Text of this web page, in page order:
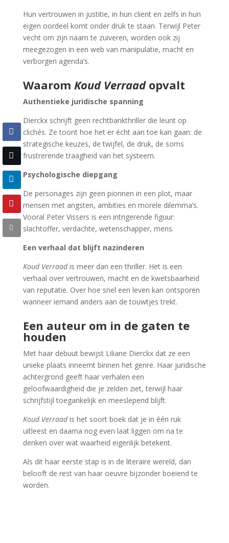
Hun vertrouwen in justitie, in hun cliënt en zelfs in hun
eigen oordeel komt onder druk te staan. Terwijl Peter
vecht om zijn naam te zuiveren, worden ook zij
meegezogen in een web van manipulatie, macht en
verborgen agenda’s.
Waarom Koud Verraadopvalt
Authentieke juridische spanning
Dierckx schrijft geen rechtbankthriller die leunt op
clichés. Ze toont hoe het er écht aan toe kan gaan: de
strategische keuzes, de twijfel, de druk, de soms
frustrerende traagheid van het systeem.
Psychologische diepgang
De personages zijn geen pionnen in een plot, maar
mensen met angsten, ambities en morele dilemma’s.
Vooral Peter Vissers is een intrigerende figuur:
slachtoffer, verdachte, wetenschapper, mens.
Een verhaal dat blijft nazinderen
Koud Verraadis meer dan een thriller. Het is een
verhaal over vertrouwen, macht en de kwetsbaarheid
van reputatie. Over hoe snel een leven kan ontsporen
wanneer iemand anders aan de touwtjes trekt.
Een auteur om in de gaten te
houden
Met haar debuut bewijst Liliane Dierckx dat ze een
unieke plaats inneemt binnen het genre. Haar juridische
achtergrond geeft haar verhalen een
geloofwaardigheid die je zelden ziet, terwijl haar
schrijfstijl toegankelijk en meeslepend blijft.
Koud Verraadis het soort boek dat je in één ruk
uitleest en daarna nog even laat liggen om na te
denken over wat waarheid eigenlijk betekent.
Als dit haar eerste stap is in de literaire wereld, dan
belooft de rest van haar oeuvre bijzonder boeiend te
worden.